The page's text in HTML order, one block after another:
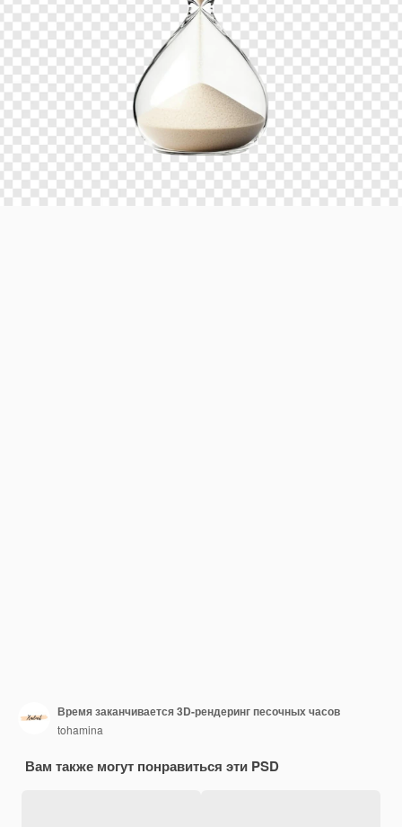
Время заканчивается 3D-рендеринг песочных часов
tohamina
Вам также могут понравиться эти PSD